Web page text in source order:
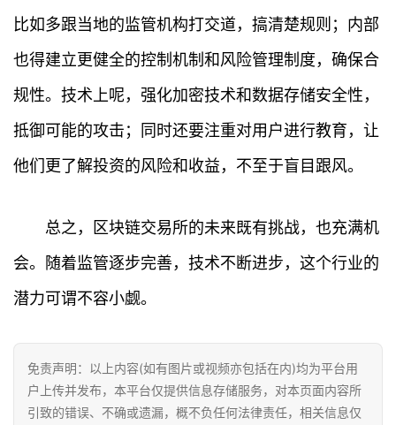
首
情
快
专
题
比如多跟当地的监管机构打交道，搞清楚规则；内部
也得建立更健全的控制机制和风险管理制度，确保合
规性。技术上呢，强化加密技术和数据存储安全性，
抵御可能的攻击；同时还要注重对用户进行教育，让
他们更了解投资的风险和收益，不至于盲目跟风。
总之，区块链交易所的未来既有挑战，也充满机
会。随着监管逐步完善，技术不断进步，这个行业的
潜力可谓不容小觑。
免责声明：以上内容(如有图片或视频亦包括在内)均为平台用
户上传并发布，本平台仅提供信息存储服务，对本页面内容所
引致的错误、不确或遗漏，概不负任何法律责任，相关信息仅